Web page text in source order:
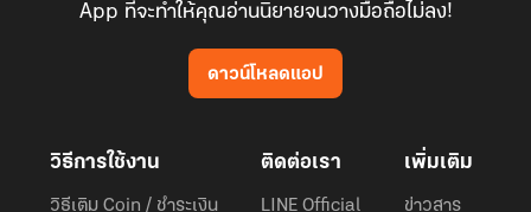
App ที่จะทำให้คุณอ่านนิยายจนวางมือถือไม่ลง!
ดาวน์โหลดแอป
วิธีการใช้งาน
วิธีเติม Coin / ชำระเงิน
ติดต่อเรา
LINE Official
เพิ่มเติม
ข่าวสาร